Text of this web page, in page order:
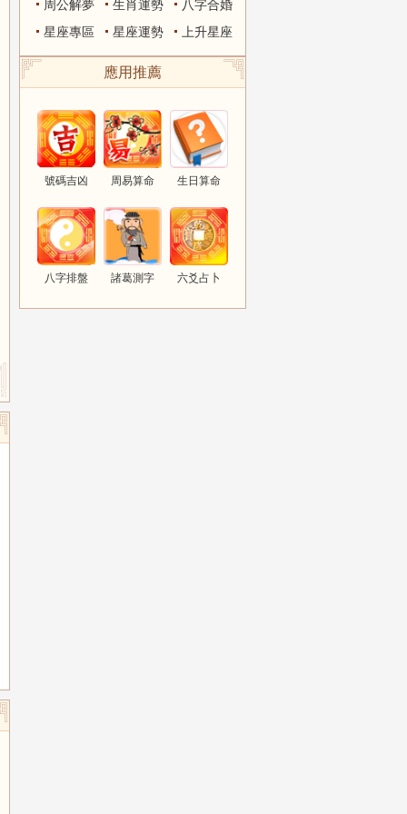
周公解夢 生肖運勢
八字合婚
星座專區
星座運勢 上升星座
應用推薦
號碼吉凶 周易算命 生日算命
八字排盤 諸葛測字 六爻占卜